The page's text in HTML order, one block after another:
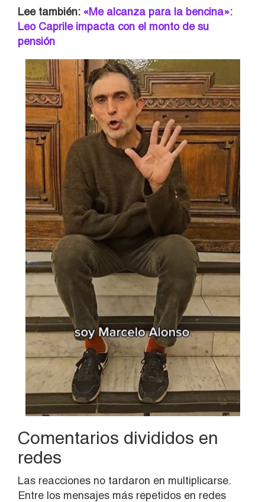
Lee también: «Me alcanza para la bencina»:
Leo Caprile impacta con el monto de su
pensión
Comentarios divididos en
redes
Las reacciones no tardaron en multiplicarse.
Entre los mensajes más repetidos en redes